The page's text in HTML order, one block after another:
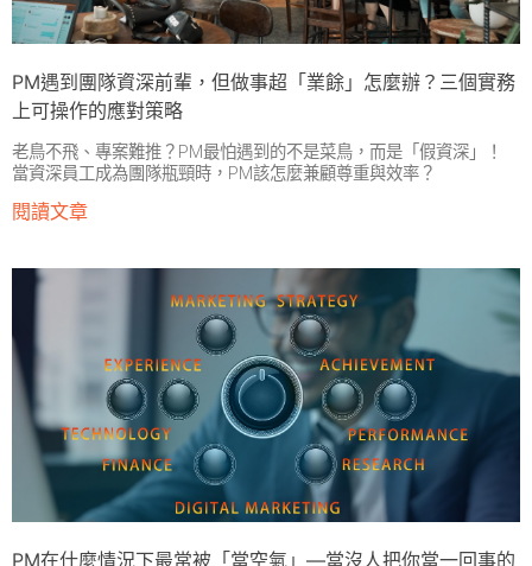
PM遇到團隊資深前輩，但做事超「業餘」怎麼辦？三個實務
上可操作的應對策略
老鳥不飛、專案難推？PM最怕遇到的不是菜鳥，而是「假資深」！
當資深員工成為團隊瓶頸時，PM該怎麼兼顧尊重與效率？
閱讀文章
PM在什麼情況下最常被「當空氣」—當沒人把你當一回事的